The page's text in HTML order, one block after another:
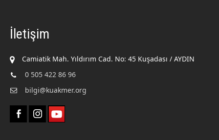
İletişim
Camiatik Mah. Yıldırım Cad. No: 45 Kuşadası / AYDIN
0 505 422 86 96
bilgi@kuakmer.org